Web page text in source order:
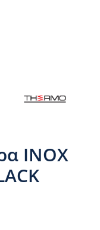
INOX